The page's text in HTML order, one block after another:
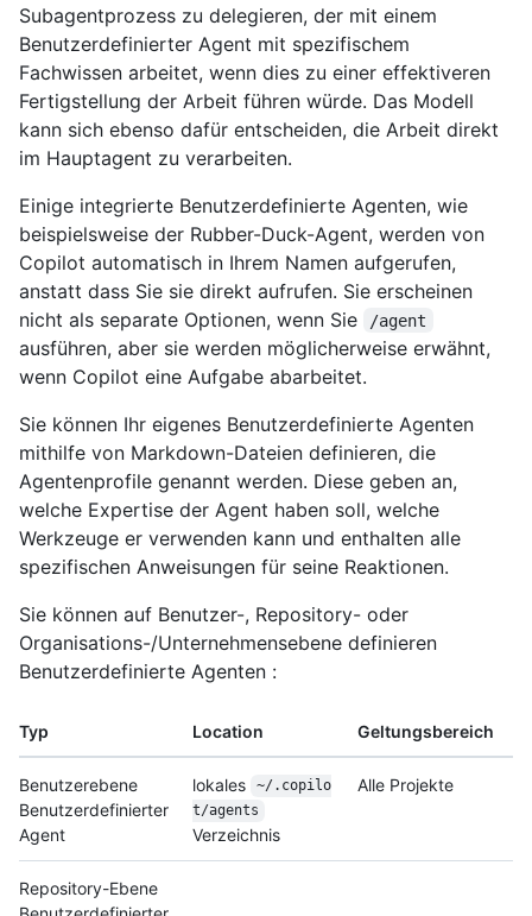
Subagentprozess zu delegieren, der mit einem
Benutzerdefinierter Agent mit spezifischem
Fachwissen arbeitet, wenn dies zu einer effektiveren
Fertigstellung der Arbeit führen würde. Das Modell
kann sich ebenso dafür entscheiden, die Arbeit direkt
im Hauptagent zu verarbeiten.
Einige integrierte Benutzerdefinierte Agenten, wie
beispielsweise der Rubber-Duck-Agent, werden von
Copilot automatisch in Ihrem Namen aufgerufen,
anstatt dass Sie sie direkt aufrufen. Sie erscheinen
nicht als separate Optionen, wenn Sie
/agent
ausführen, aber sie werden möglicherweise erwähnt,
wenn Copilot eine Aufgabe abarbeitet.
Sie können Ihr eigenes Benutzerdefinierte Agenten
mithilfe von Markdown-Dateien definieren, die
Agentenprofile genannt werden. Diese geben an,
welche Expertise der Agent haben soll, welche
Werkzeuge er verwenden kann und enthalten alle
spezifischen Anweisungen für seine Reaktionen.
Sie können auf Benutzer-, Repository- oder
Organisations-/Unternehmensebene definieren
Benutzerdefinierte Agenten :
Typ Location Geltungsbereich
Benutzerebene
Benutzerdefinierter
Agent
lokales
~/.copilo
t/agents
Verzeichnis
Alle Projekte
Repository-Ebene